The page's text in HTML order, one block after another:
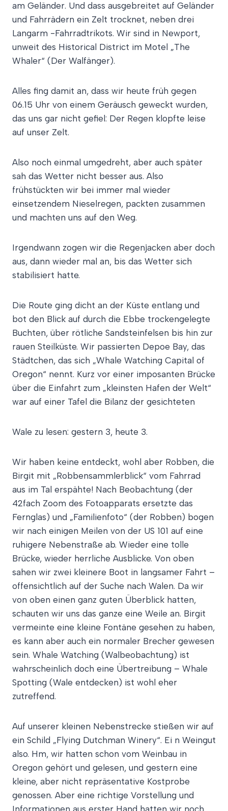
am Geländer. Und dass ausgebreitet auf Geländer
und Fahrrädern ein Zelt trocknet, neben drei
Langarm -Fahrradtrikots. Wir sind in Newport,
unweit des Historical District im Motel „The
Whaler“ (Der Walfänger).
Alles fing damit an, dass wir heute früh gegen
06.15 Uhr von einem Geräusch geweckt wurden,
das uns gar nicht gefiel: Der Regen klopfte leise
auf unser Zelt.
Also noch einmal umgedreht, aber auch später
sah das Wetter nicht besser aus. Also
frühstückten wir bei immer mal wieder
einsetzendem Nieselregen, packten zusammen
und machten uns auf den Weg.
Irgendwann zogen wir die Regenjacken aber doch
aus, dann wieder mal an, bis das Wetter sich
stabilisiert hatte.
Die Route ging dicht an der Küste entlang und
bot den Blick auf durch die Ebbe trockengelegte
Buchten, über rötliche Sandsteinfelsen bis hin zur
rauen Steilküste. Wir passierten Depoe Bay, das
Städtchen, das sich „Whale Watching Capital of
Oregon“ nennt. Kurz vor einer imposanten Brücke
über die Einfahrt zum „kleinsten Hafen der Welt“
war auf einer Tafel die Bilanz der gesichteten
Wale zu lesen: gestern 3, heute 3.
Wir haben keine entdeckt, wohl aber Robben, die
Birgit mit „Robbensammlerblick“ vom Fahrrad
aus im Tal erspähte! Nach Beobachtung (der
42fach Zoom des Fotoapparats ersetzte das
Fernglas) und „Familienfoto“ (der Robben) bogen
wir nach einigen Meilen von der US 101 auf eine
ruhigere Nebenstraße ab. Wieder eine tolle
Brücke, wieder herrliche Ausblicke. Von oben
sahen wir zwei kleinere Boot in langsamer Fahrt –
offensichtlich auf der Suche nach Walen. Da wir
von oben einen ganz guten Überblick hatten,
schauten wir uns das ganze eine Weile an. Birgit
vermeinte eine kleine Fontäne gesehen zu haben,
es kann aber auch ein normaler Brecher gewesen
sein. Whale Watching (Walbeobachtung) ist
wahrscheinlich doch eine Übertreibung – Whale
Spotting (Wale entdecken) ist wohl eher
zutreffend.
Auf unserer kleinen Nebenstrecke stießen wir auf
ein Schild „Flying Dutchman Winery“. Ei n Weingut
also. Hm, wir hatten schon vom Weinbau in
Oregon gehört und gelesen, und gestern eine
kleine, aber nicht repräsentative Kostprobe
genossen. Aber eine richtige Vorstellung und
Informationen aus erster Hand hatten wir noch